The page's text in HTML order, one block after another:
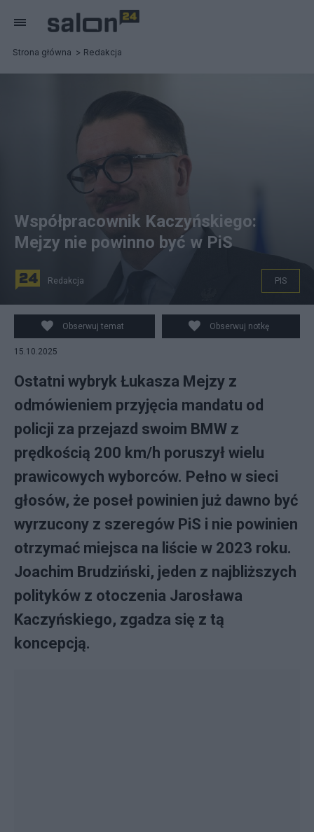
Strona główna Redakcja
Współpracownik Kaczyńskiego:
Mejzy nie powinno być w PiS
Redakcja PIS
Obserwuj temat Obserwuj notkę
15.10.2025
Ostatni wybryk Łukasza Mejzy z
odmówieniem przyjęcia mandatu od
policji za przejazd swoim BMW z
prędkością 200 km/h poruszył wielu
prawicowych wyborców. Pełno w sieci
głosów, że poseł powinien już dawno być
wyrzucony z szeregów PiS i nie powinien
otrzymać miejsca na liście w 2023 roku.
Joachim Brudziński, jeden z najbliższych
polityków z otoczenia Jarosława
Kaczyńskiego, zgadza się z tą
koncepcją.